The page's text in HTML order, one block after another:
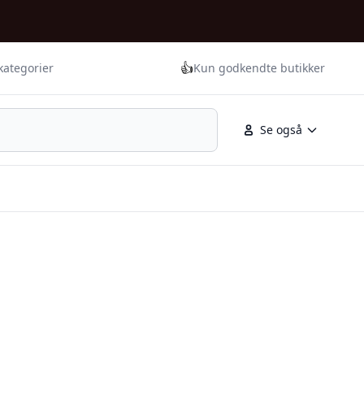
👍Kun godkendte butikker
Se også